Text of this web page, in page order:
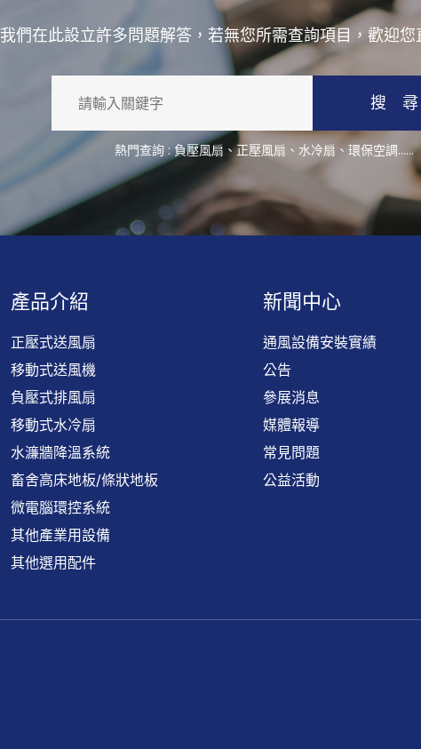
我們在此設立許多問題解答，若無您所需查詢項目，歡迎您
搜 尋
熱門查詢 :負壓風扇 、正壓風扇 、 水冷扇 、環保空調......
產品介紹
正壓式送風扇
移動式送風機
負壓式排風扇
移動式水冷扇
水濂牆降溫系統
畜舍高床地板/條狀地板
微電腦環控系統
其他產業用設備
其他選用配件
新聞中心
通風設備安裝實績
公告
參展消息
媒體報導
常見問題
公益活動